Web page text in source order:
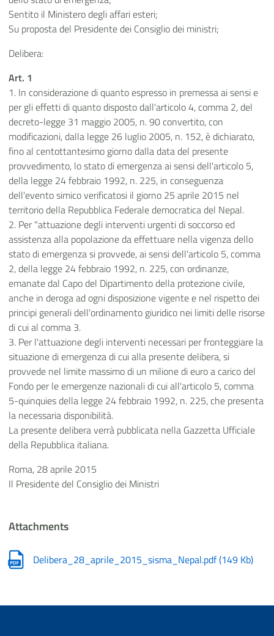
Sentito il Ministero degli affari esteri;
Su proposta del Presidente dei Consiglio dei ministri;
Delibera:
Art. 1
1. In considerazione di quanto espresso in premessa ai sensi e
per gli effetti di quanto disposto dall'articolo 4, comma 2, del
decreto-legge 31 maggio 2005, n. 90 convertito, con
modificazioni, dalla legge 26 luglio 2005, n. 152, è dichiarato,
fino al centottantesimo giorno dalla data del presente
provvedimento, lo stato di emergenza ai sensi dell'articolo 5,
della legge 24 febbraio 1992, n. 225, in conseguenza
dell'evento simico verificatosi il giorno 25 aprile 2015 nel
territorio della Repubblica Federale democratica del Nepal.
2. Per "attuazione degli interventi urgenti di soccorso ed
assistenza alla popolazione da effettuare nella vigenza dello
stato di emergenza si provvede, ai sensi dell'articolo 5, comma
2, della legge 24 febbraio 1992, n. 225, con ordinanze,
emanate dal Capo del Dipartimento della protezione civile,
anche in deroga ad ogni disposizione vigente e nel rispetto dei
principi generali dell'ordinamento giuridico nei limiti delle risorse
di cui al comma 3.
3. Per l'attuazione degli interventi necessari per fronteggiare la
situazione di emergenza di cui alla presente delibera, si
provvede nel limite massimo di un milione di euro a carico del
Fondo per le emergenze nazionali di cui all'articolo 5, comma
5-quinquies della legge 24 febbraio 1992, n. 225, che presenta
la necessaria disponibilità.
La presente delibera verrà pubblicata nella Gazzetta Ufficiale
della Repubblica italiana.
Roma, 28 aprile 2015
Il Presidente del Consiglio dei Ministri
Attachments
Delibera_28_aprile_2015_sisma_Nepal.pdf(149 Kb)